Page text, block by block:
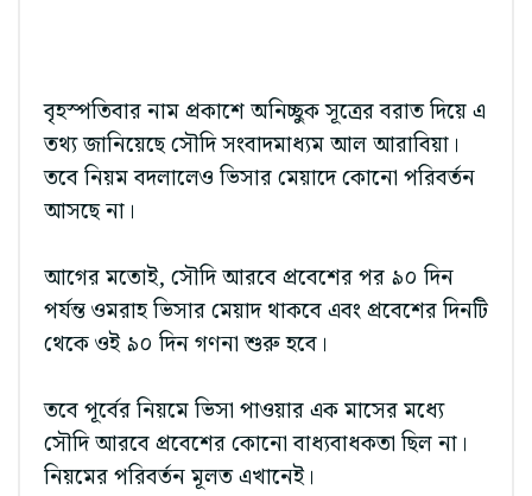
বৃহস্পতিবার নাম প্রকাশে অনিচ্ছুক সূত্রের বরাত দিয়ে এ
তথ্য জানিয়েছে সৌদি সংবাদমাধ্যম আল আরাবিয়া।
তবে নিয়ম বদলালেও ভিসার মেয়াদে কোনো পরিবর্তন
আসছে না।
আগের মতোই, সৌদি আরবে প্রবেশের পর ৯০ দিন
পর্যন্ত ওমরাহ ভিসার মেয়াদ থাকবে এবং প্রবেশের দিনটি
থেকে ওই ৯০ দিন গণনা শুরু হবে।
তবে পূর্বের নিয়মে ভিসা পাওয়ার এক মাসের মধ্যে
সৌদি আরবে প্রবেশের কোনো বাধ্যবাধকতা ছিল না।
নিয়মের পরিবর্তন মূলত এখানেই।